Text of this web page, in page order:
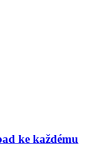
ke každému